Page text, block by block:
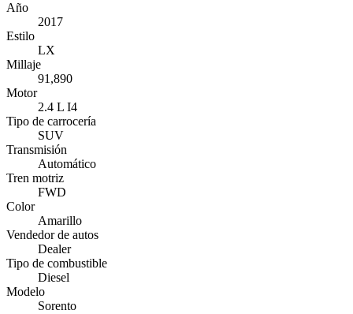
Año
2017
Estilo
LX
Millaje
91,890
Motor
2.4 L I4
Tipo de carrocería
SUV
Transmisión
Automático
Tren motriz
FWD
Color
Amarillo
Vendedor de autos
Dealer
Tipo de combustible
Diesel
Modelo
Sorento